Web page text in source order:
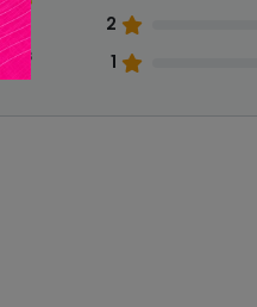
2
1